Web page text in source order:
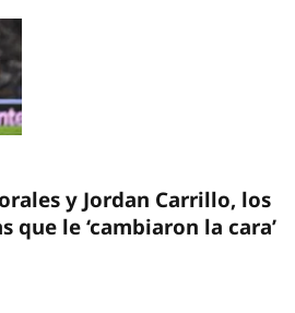
y Jordan Carrillo, los
que le ‘cambiaron la cara’